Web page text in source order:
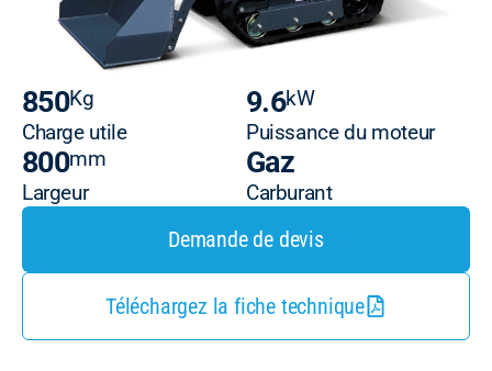
850Kg
Charge utile
9.6kW
Puissance du moteur
800mm
Largeur
Gaz
Carburant
Demande de devis
Téléchargez la fiche technique